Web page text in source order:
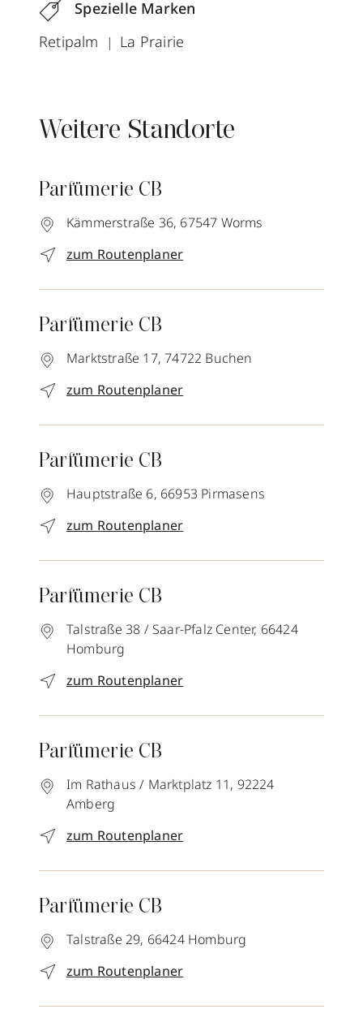
Spezielle Marken
Retipalm
La Prairie
Weitere Standorte
Parfümerie CB
Kämmerstraße 36, 67547 Worms
zum Routenplaner
Parfümerie CB
Marktstraße 17, 74722 Buchen
zum Routenplaner
Parfümerie CB
Hauptstraße 6, 66953 Pirmasens
zum Routenplaner
Parfümerie CB
Talstraße 38 / Saar-Pfalz Center, 66424
Homburg
zum Routenplaner
Parfümerie CB
Im Rathaus / Marktplatz 11, 92224
Amberg
zum Routenplaner
Parfümerie CB
Talstraße 29, 66424 Homburg
zum Routenplaner